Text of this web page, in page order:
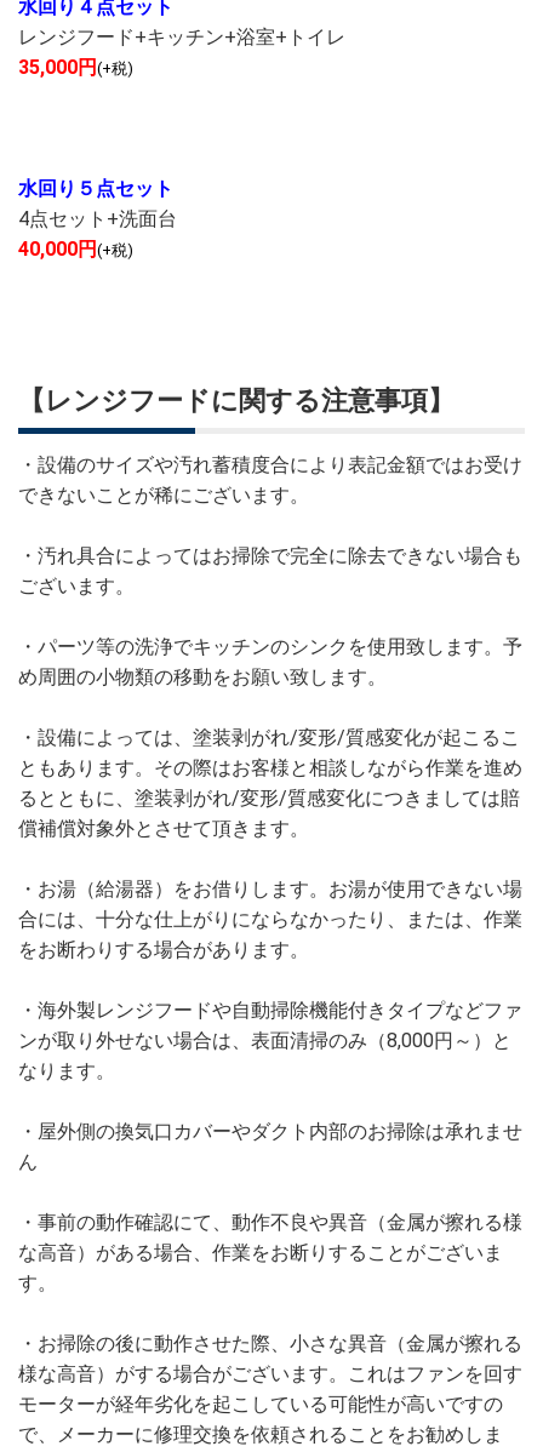
水回り４点セット
レンジフード+キッチン+浴室+トイレ
35,000円 (+税)
水回り５点セット
4点セット+洗面台
40,000円 (+税)
【レンジフードに関する注意事項】
・設備のサイズや汚れ蓄積度合により表記金額ではお受け
できないことが稀にございます。
・汚れ具合によってはお掃除で完全に除去できない場合も
ございます。
・パーツ等の洗浄でキッチンのシンクを使用致します。予
め周囲の小物類の移動をお願い致します。
・設備によっては、塗装剥がれ/変形/質感変化が起こるこ
ともあります。その際はお客様と相談しながら作業を進め
るとともに、塗装剥がれ/変形/質感変化につきましては賠
償補償対象外とさせて頂きます。
・お湯（給湯器）をお借りします。お湯が使用できない場
合には、十分な仕上がりにならなかったり、または、作業
をお断わりする場合があります。
・海外製レンジフードや自動掃除機能付きタイプなどファ
ンが取り外せない場合は、表面清掃のみ（8,000円～）と
なります。
・屋外側の換気口カバーやダクト内部のお掃除は承れませ
ん
・事前の動作確認にて、動作不良や異音（金属が擦れる様
な高音）がある場合、作業をお断りすることがございま
す。
・お掃除の後に動作させた際、小さな異音（金属が擦れる
様な高音）がする場合がございます。これはファンを回す
モーターが経年劣化を起こしている可能性が高いですの
で、メーカーに修理交換を依頼されることをお勧めしま